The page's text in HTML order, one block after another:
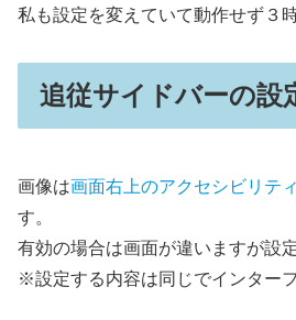
私も設定を変えていて動作せず３
追従サイドバーの設
画像は画面右上のアクセシビリテ
す。
有効の場合は画面が違いますが設
※設定する内容は同じでインター